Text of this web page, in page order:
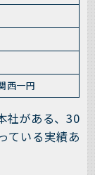
西一円
社がある、30
ている実績あ